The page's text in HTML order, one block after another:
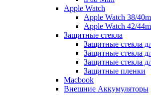
Apple Watch
Apple Watch 38/
Apple Watch 42/
Защитные стекла
Защитные стекла
Защитные стекла
Защитные стекла
Защитные пленки
Macbook
Внешние Аккумуляторы